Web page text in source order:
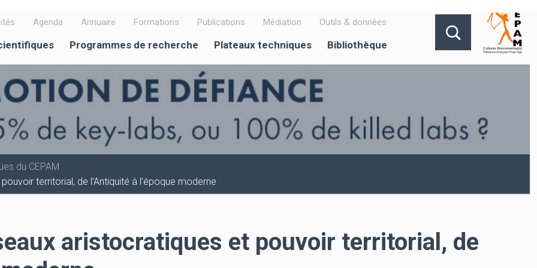
Agenda Annuaire Formations Publications Médiation Outils & données
Programmes de recherche Plateaux techniques Bibliothèque
du CEPAM
territorial, de l’Antiquité à l’époque moderne
aristocratiques et pouvoir territorial, de